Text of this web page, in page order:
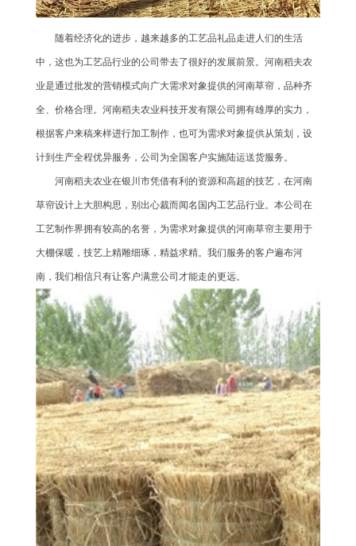
随着经济化的进步，越来越多的工艺品礼品走进人们的生活
中，这也为工艺品行业的公司带去了很好的发展前景。河南稻夫农
业是通过批发的营销模式向广大需求对象提供的河南草帘，品种齐
全、价格合理。河南稻夫农业科技开发有限公司拥有雄厚的实力，
根据客户来稿来样进行加工制作，也可为需求对象提供从策划，设
计到生产全程优异服务，公司为全国客户实施陆运送货服务。
河南稻夫农业在银川市凭借有利的资源和高超的技艺，在河南
草帘设计上大胆构思，别出心裁而闻名国内工艺品行业。本公司在
工艺制作界拥有较高的名誉，为需求对象提供的河南草帘主要用于
大棚保暖，技艺上精雕细琢，精益求精。我们服务的客户遍布河
南，我们相信只有让客户满意公司才能走的更远。